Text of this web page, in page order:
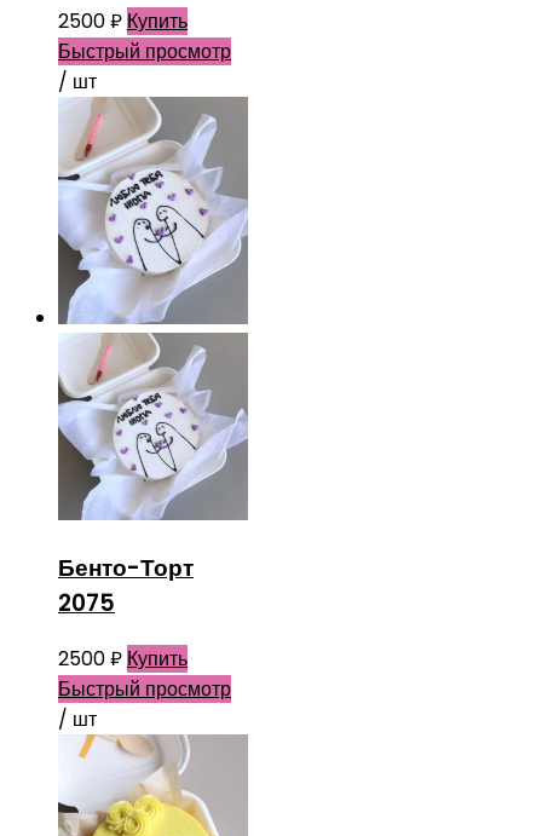
2500₽ Купить
Быстрый просмотр
/ шт
Бенто-Торт
2075
2500₽ Купить
Быстрый просмотр
/ шт